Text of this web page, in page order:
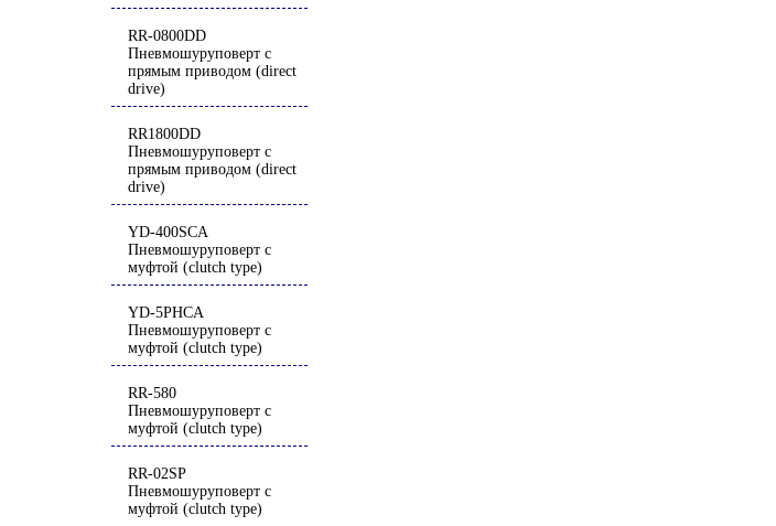
RR-0800DD
Пневмошуруповерт с
прямым приводом (direct
drive)
RR1800DD
Пневмошуруповерт с
прямым приводом (direct
drive)
YD-400SCA
Пневмошуруповерт с
муфтой (clutch type)
YD-5PHCA
Пневмошуруповерт с
муфтой (clutch type)
RR-580
Пневмошуруповерт с
муфтой (clutch type)
RR-02SP
Пневмошуруповерт с
муфтой (clutch type)